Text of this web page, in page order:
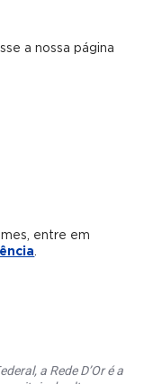
a nossa página
entre em
.
a Rede D’Or é a